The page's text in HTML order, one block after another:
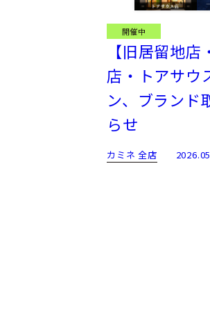
開催中
【旧居留地
店・トアサウ
ン、ブランド
らせ
カミネ 全店